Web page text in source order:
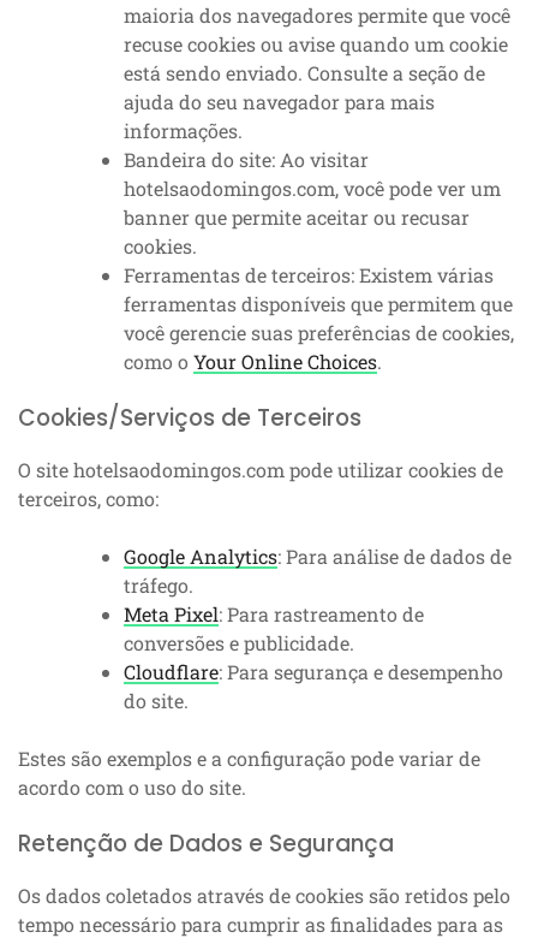
maioria dos navegadores permite que você
recuse cookies ou avise quando um cookie
está sendo enviado. Consulte a seção de
ajuda do seu navegador para mais
informações.
Bandeira do site: Ao visitar
hotelsaodomingos.com, você pode ver um
banner que permite aceitar ou recusar
cookies.
Ferramentas de terceiros: Existem várias
ferramentas disponíveis que permitem que
você gerencie suas preferências de cookies,
como o Your Online Choices.
Cookies/Serviços de Terceiros
O site hotelsaodomingos.com pode utilizar cookies de
terceiros, como:
Google Analytics: Para análise de dados de
tráfego.
Meta Pixel: Para rastreamento de
conversões e publicidade.
Cloudflare: Para segurança e desempenho
do site.
Estes são exemplos e a configuração pode variar de
acordo com o uso do site.
Retenção de Dados e Segurança
Os dados coletados através de cookies são retidos pelo
tempo necessário para cumprir as finalidades para as